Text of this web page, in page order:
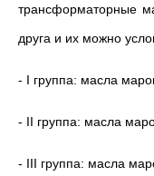
трансформаторные
друга и их можно
- I группа: масла
- II группа: масла
- III группа: масла